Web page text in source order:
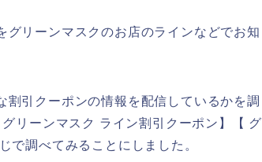
リーンマスクのお店のラインなどでお知
引クーポンの情報を配信しているかを調
リーンマスク ライン割引クーポン】【 グ
で調べてみることにしました。